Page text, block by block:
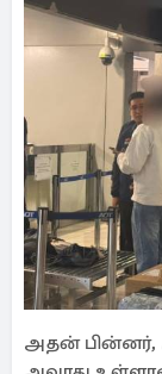
அதன் பின்னர்,